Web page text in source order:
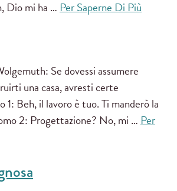
Dio mi ha …Per Saperne Di Più
Se dovessi assumere
una casa, avresti certe
Beh, il lavoro è tuo. Ti manderò la
2: Progettazione? No, mi …Per